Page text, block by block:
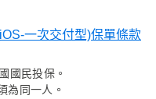
一次交付型)保單條款
國民投保。
為同一人。